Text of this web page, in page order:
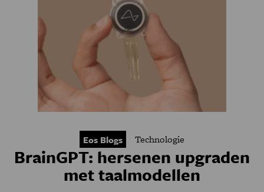
Eos Blogs Technologie
BrainGPT: hersenen upgraden
met taalmodellen